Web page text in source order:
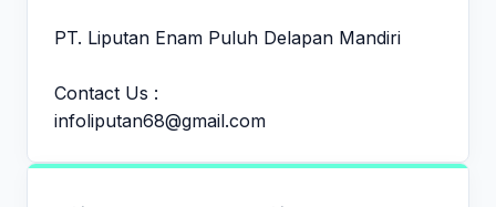
PT. Liputan Enam Puluh Delapan Mandiri
Contact Us :
infoliputan68@gmail.com